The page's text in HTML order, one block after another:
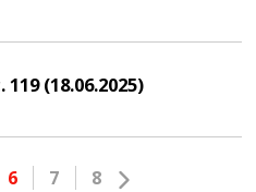
(18.06.2025)
6 7 8